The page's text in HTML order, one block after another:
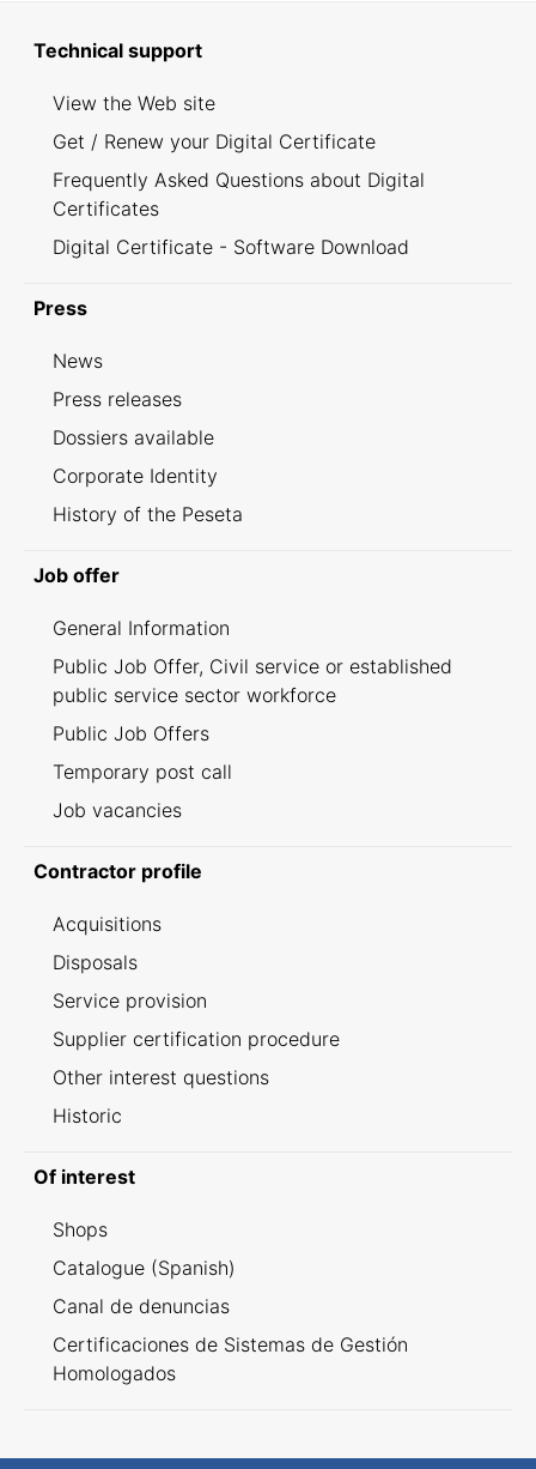
Technical support
View the Web site
Get / Renew your Digital Certificate
Frequently Asked Questions about Digital
Certificates
Digital Certificate - Software Download
Press
News
Press releases
Dossiers available
Corporate Identity
History of the Peseta
Job offer
General Information
Public Job Offer, Civil service or established
public service sector workforce
Public Job Offers
Temporary post call
Job vacancies
Contractor profile
Acquisitions
Disposals
Service provision
Supplier certification procedure
Other interest questions
Historic
Of interest
Shops
Catalogue (Spanish)
Canal de denuncias
Certificaciones de Sistemas de Gestión
Homologados